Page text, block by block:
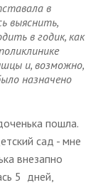
в
выяснить,
в годик, как
и, возможно,
назначено
пошла.
сад - мне
внезапно
5 дней,